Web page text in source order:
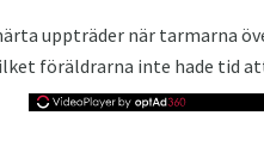
uppträder när tarmarna
föräldrarna inte hade tid